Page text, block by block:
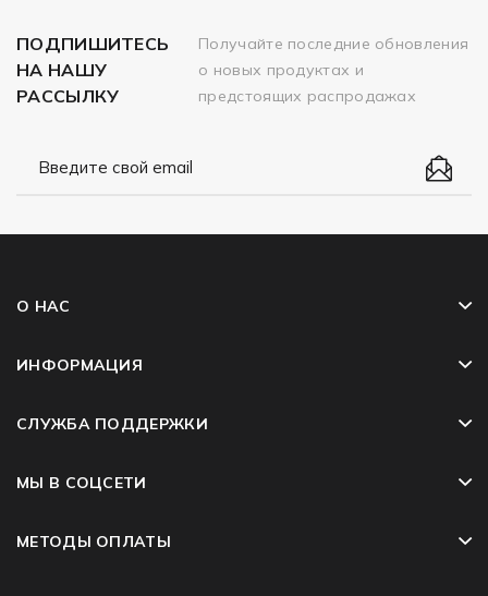
ПОДПИШИТЕСЬ
НА НАШУ
РАССЫЛКУ
Получайте последние обновления
о новых продуктах и
предстоящих распродажах
О НАС
ИНФОРМАЦИЯ
СЛУЖБА ПОДДЕРЖКИ
МЫ В СОЦСЕТИ
МЕТОДЫ ОПЛАТЫ